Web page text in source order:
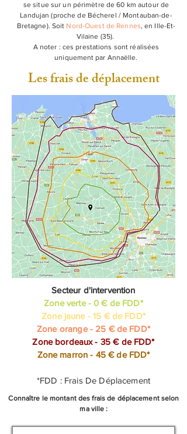
se situe sur un périmètre de 60 km autour de
Landujan (proche de Bécherel / Montauban-de-
Bretagne). Soit Nord-Ouest de Rennes, en Ille-Et-
Vilaine (35).
A noter : ces prestations sont réalisées
uniquementpar Annaëlle.
Les frais de déplacement
Secteur d'intervention
Zone verte - 0 € de FDD*​
Zone jaune - 15 € de FDD*
Zone orange - 25 € de FDD*
Zone bordeaux - 35 € de FDD*
Zone marron - 45 € de FDD*
*FDD : Frais De Déplacement
Connaître le montant des frais de déplacement selon
ma ville :